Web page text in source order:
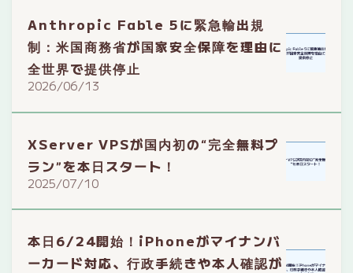
Anthropic Fable 5に緊急輸出規
制：米国商務省が国家安全保障を理由に
全世界で提供停止
2026/06/13
XServer VPSが国内初の“完全無料プ
ラン”を本日スタート！
2025/07/10
本日6/24開始！iPhoneがマイナンバ
ーカード対応、行政手続きや本人確認が